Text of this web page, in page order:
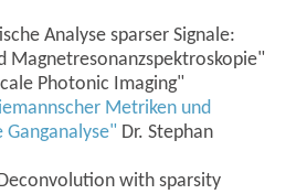
Analyse sparser Signale:
Magnetresonanzspektroskopie"
Photonic Imaging"
Metriken und
Ganganalyse" Dr. Stephan
with sparsity